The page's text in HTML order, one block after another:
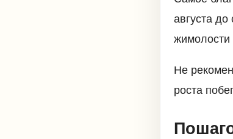
августа
жимолости
Не
роста